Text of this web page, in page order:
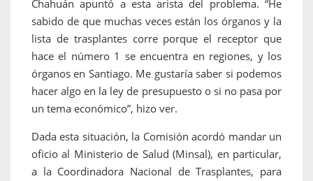
Chahuán apuntó a esta arista del problema. “He
sabido de que muchas veces están los órganos y la
lista de trasplantes corre porque el receptor que
hace el número 1 se encuentra en regiones, y los
órganos en Santiago. Me gustaría saber si podemos
hacer algo en la ley de presupuesto o si no pasa por
un tema económico”, hizo ver.
Dada esta situación, la Comisión acordó mandar un
oficio al Ministerio de Salud (Minsal), en particular,
a la Coordinadora Nacional de Trasplantes, para